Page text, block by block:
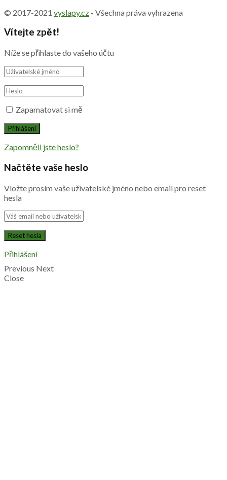
© 2017-2021 vyslapy.cz - Všechna práva vyhrazena
Vítejte zpět!
Níže se přihlaste do vašeho účtu
Zapamatovat si mě
Zapomněli jste heslo?
Načtěte vaše heslo
Vložte prosím vaše uživatelské jméno nebo email pro reset
hesla
Přihlášení
Previous Next
Close